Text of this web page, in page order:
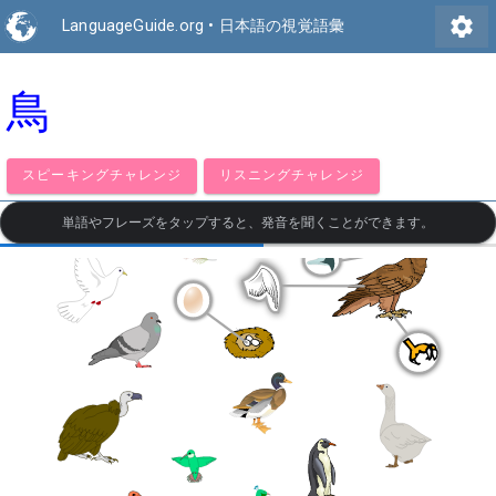
LanguageGuide.org • 日本語の視覚語彙 settings
鳥
スピーキングチャレンジ リスニングチャレンジ
単語やフレーズをタップすると、発音を聞くことができます。